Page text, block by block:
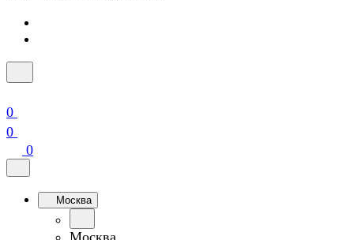
0
0
0
Москва
Москва